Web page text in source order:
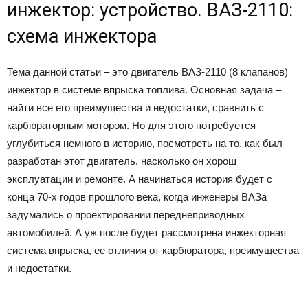
инжектор: устройство. ВАЗ-2110:
схема инжектора
Тема данной статьи – это двигатель ВАЗ-2110 (8 клапанов)
инжектор в системе впрыска топлива. Основная задача –
найти все его преимущества и недостатки, сравнить с
карбюраторным мотором. Но для этого потребуется
углубиться немного в историю, посмотреть на то, как был
разработан этот двигатель, насколько он хорош
эксплуатации и ремонте. А начинаться история будет с
конца 70-х годов прошлого века, когда инженеры ВАЗа
задумались о проектировании переднеприводных
автомобилей. А уж после будет рассмотрена инжекторная
система впрыска, ее отличия от карбюратора, преимущества
и недостатки.